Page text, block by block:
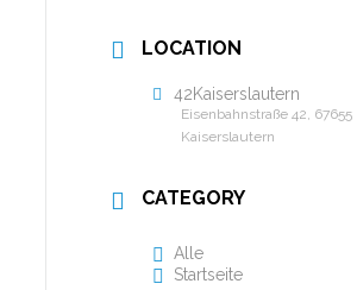
LOCATION
42Kaiserslautern
Eisenbahnstraße 42, 67655
Kaiserslautern
CATEGORY
Alle
Startseite